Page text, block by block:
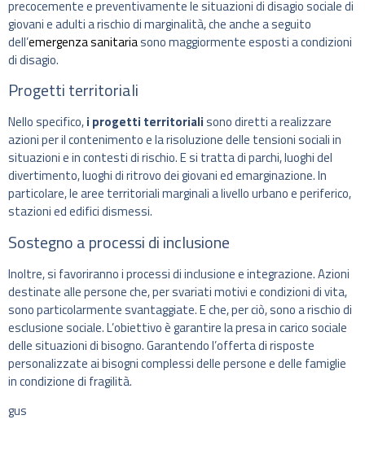
precocemente e preventivamente le situazioni di disagio sociale di
giovani e adulti a rischio di marginalità, che anche a seguito
dell’emergenza sanitariasono maggiormente esposti a condizioni
di disagio.
Progetti territoriali
Nello specifico,i progetti territorialisono diretti a realizzare
azioni per il contenimento e la risoluzione delle tensioni sociali in
situazioni e in contesti di rischio. E si tratta di parchi, luoghi del
divertimento, luoghi di ritrovo dei giovani ed emarginazione. In
particolare, le aree territoriali marginali a livello urbano e periferico,
stazioni ed edifici dismessi.
Sostegno a processi di inclusione
Inoltre, si favoriranno i processi di inclusione e integrazione. Azioni
destinate alle persone che, per svariati motivi e condizioni di vita,
sono particolarmente svantaggiate. E che, per ciò, sono a rischio di
esclusione sociale. L’obiettivo è garantire la presa in carico sociale
delle situazioni di bisogno. Garantendo l’offerta di risposte
personalizzate ai bisogni complessi delle persone e delle famiglie
in condizione di fragilità.
gus